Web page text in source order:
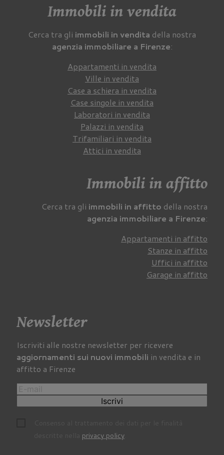
Immobili in vendita
Cerca tra gli immobili in vendita della nostra
agenzia immobiliare a Firenze:
Appartamenti in vendita
Ville in vendita
Case a schiera in vendita
Case singole in vendita
Laboratori in vendita
Palazzi in vendita
Trifamiliari in vendita
Attici in vendita
Immobili in affitto
Cerca tra gli immobili in affitto della nostra
agenzia immobiliare a Firenze:
Appartamenti in affitto
Stanze in affitto
Uffici in affitto
Garage in affitto
Newsletter
Iscriviti alle nostre newsletter per ricevere
aggiornamenti sui nuovi immobili in vendita e in
affitto a Firenze
Iscrivi
privacy policy.